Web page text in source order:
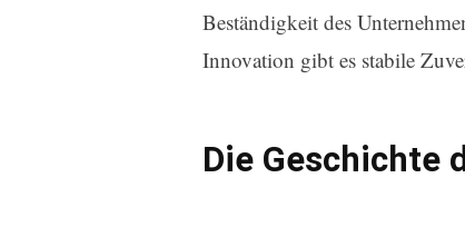
Beständigkeit des
Innovation gibt es stabile
Die Geschichte